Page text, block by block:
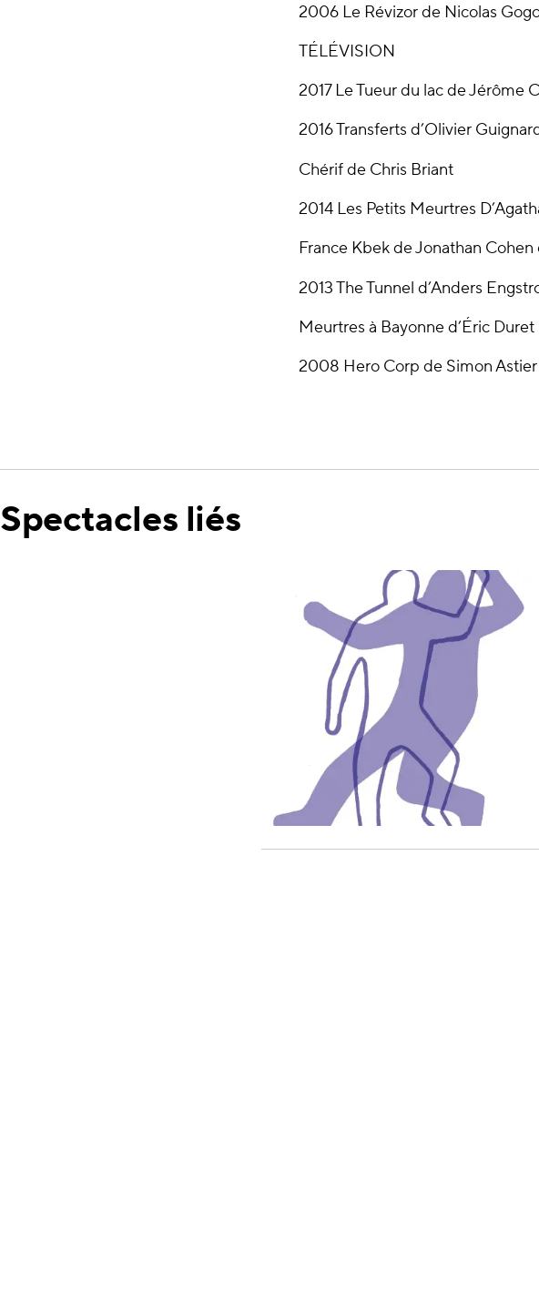
2006 Le Révizor de Nicolas
TÉLÉVISION
2017 Le Tueur du lac de Jérôme
2016 Transferts d’Olivier
Chérif de Chris Briant
2014 Les Petits Meurtres
France Kbek de Jonathan
2013 The Tunnel d’Anders
Meurtres à Bayonne d’Éric Duret
2008 Hero Corp de Simon Astier
Spectacles liés